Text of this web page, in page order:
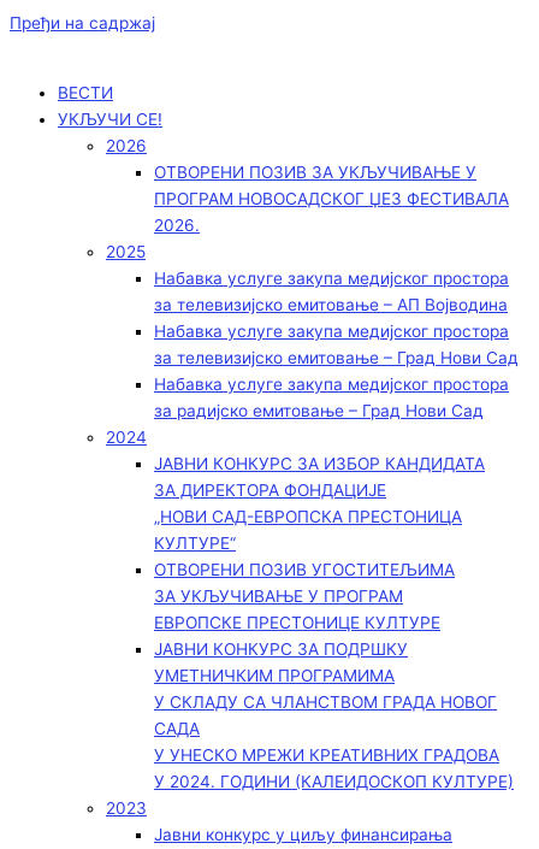
Пређи на садржај
ВЕСТИ
УКЉУЧИ СЕ!
2026
ОТВОРЕНИ ПОЗИВ ЗА УКЉУЧИВАЊЕ У
ПРОГРАМ НОВОСАДСКОГ ЏЕЗ ФЕСТИВАЛА
2026.
2025
Набавка услуге закупа медијског простора
за телевизијско емитовање – АП Војводинa
Набавка услуге закупа медијског простора
за телевизијско емитовање – Град Нови Сад
Набавка услуге закупа медијског простора
за радијско емитовање – Град Нови Сад
2024
ЈАВНИ КОНКУРС ЗА ИЗБОР КАНДИДАТА
ЗА ДИРЕКТОРА ФОНДАЦИЈЕ
„НОВИ САД-ЕВРОПСКА ПРЕСТОНИЦА
КУЛТУРЕ“
ОТВОРЕНИ ПОЗИВ УГОСТИТЕЉИМА
ЗА УКЉУЧИВАЊЕ У ПРОГРАМ
ЕВРОПСКЕ ПРЕСТОНИЦЕ КУЛТУРЕ
ЈАВНИ КОНКУРС ЗА ПОДРШКУ
УМЕТНИЧКИМ ПРОГРАМИМА
У СКЛАДУ СА ЧЛАНСТВОМ ГРАДА НОВОГ
САДА
У УНЕСКО МРЕЖИ КРЕАТИВНИХ ГРАДОВА
У 2024. ГОДИНИ (КАЛЕИДОСКОП КУЛТУРЕ)
2023
Јавни конкурс у циљу финансирања